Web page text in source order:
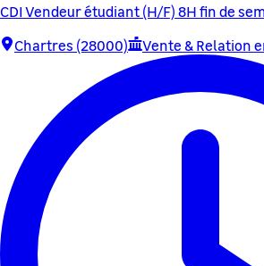
CDI Vendeur étudiant (H/F) 8H fin de
Chartres (28000)
Vente & Relation